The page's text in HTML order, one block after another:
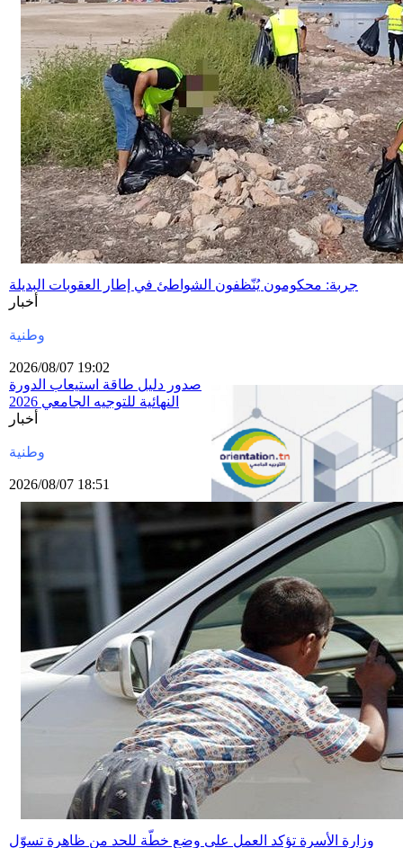
جربة: محكومون يُنّظفون الشواطئ في إطار العقوبات البديلة
أخبار
وطنية
2026/08/07 19:02
صدور دليل طاقة استيعاب الدورة
النهائية للتوجيه الجامعي 2026
أخبار
وطنية
2026/08/07 18:51
وزارة الأسرة تؤكد العمل على وضع خطّة للحد من ظاهرة تسوّل